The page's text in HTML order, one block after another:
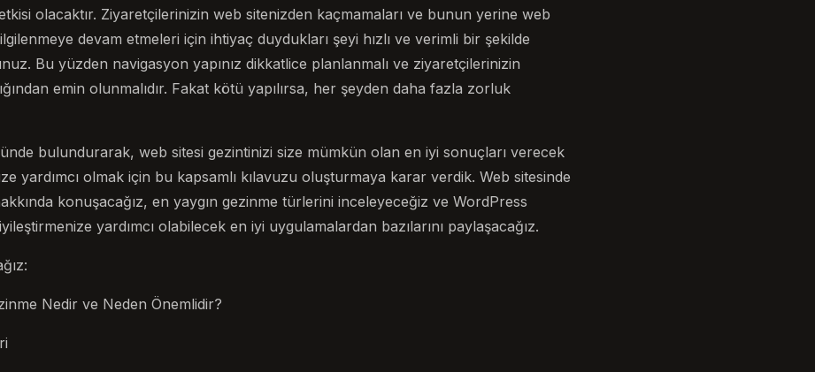
olacaktır. Ziyaretçilerinizin web sitenizden kaçmamaları ve bunun yerine web
devam etmeleri için ihtiyaç duydukları şeyi hızlı ve verimli bir şekilde
Bu yüzden navigasyon yapınız dikkatlice planlanmalı ve ziyaretçilerinizin
emin olunmalıdır. Fakat kötü yapılırsa, her şeyden daha fazla zorluk
bulundurarak, web sitesi gezintinizi size mümkün olan en iyi sonuçları verecek
yardımcı olmak için bu kapsamlı kılavuzu oluşturmaya karar verdik. Web sitesinde
konuşacağız, en yaygın gezinme türlerini inceleyeceğiz ve WordPress
yardımcı olabilecek en iyi uygulamalardan bazılarını paylaşacağız.
Nedir ve Neden Önemlidir?